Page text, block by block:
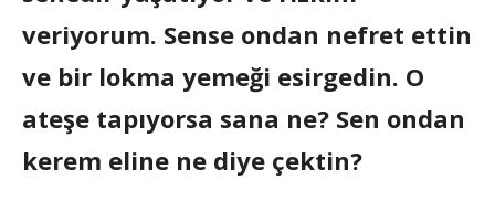
veriyorum. Sense ondan nefret ettin
ve bir lokma yemeği esirgedin. O
ateşe tapıyorsa sana ne? Sen ondan
kerem eline ne diye çektin?